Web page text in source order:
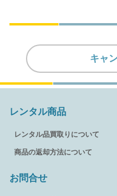
キャ
レンタル商品
レンタル品買取りについて
商品の返却方法について
お問合せ